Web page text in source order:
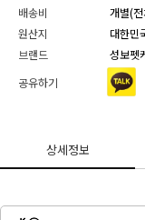
배송비
개별(
원산지
대한민
브랜드
성보펫
공유하기
상세정보